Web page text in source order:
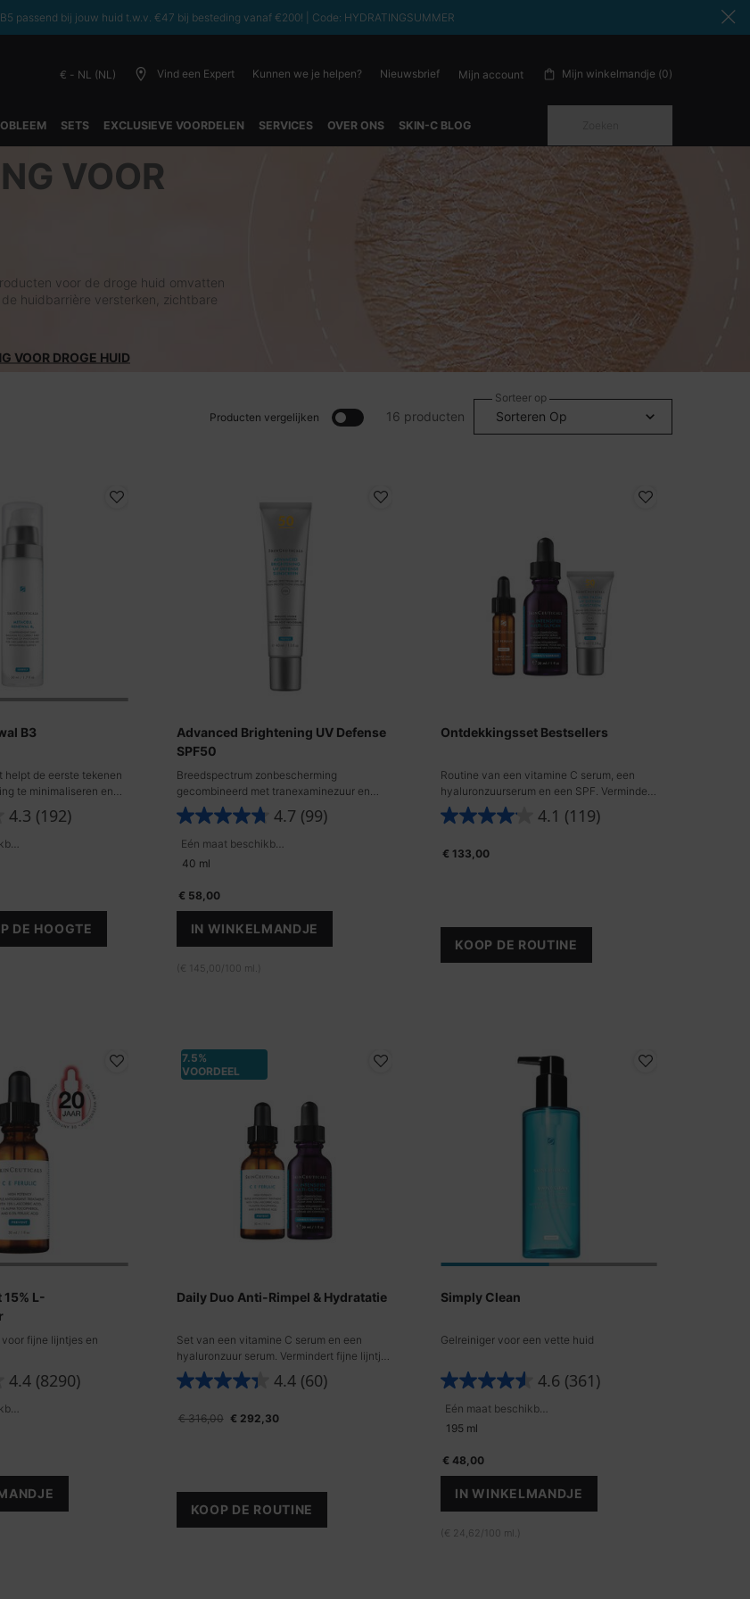
passend bij jouw huid t.w.v. €47 bij besteding vanaf €200! | Code: HYDRATINGSUMMER
€ - NL (NL) Vind een Expert Kunnen we je helpen? Nieuwsbrief Mijn account Mijn winkelmandje 0
0 product in winkelwagen
SETS EXCLUSIEVE VOORDELEN SERVICES OVER ONS SKIN-C BLOG
VOOR
voor de droge huid omvatten
huidbarrière versterken, zichtbare
VOOR DROGE HUID
Producten vergelijken 16 producten
Sorteer op
B3
helpt de eerste tekenen
te minimaliseren en
te hydrateren
4.3 (192)
Eén maat beschikbaar
DE HOOGTE
WHEN THE METACELL RENEWAL B3 IS AVAILABLE
Advanced Brightening UV Defense
SPF50
Breedspectrum zonbescherming
gecombineerd met tranexaminezuur en
niacinamide voor een heldere, gelijkmatige
teint.
4.7 (99)
Eén maat beschikbaar
40 ml
€ 58,00
IN WINKELMANDJE
ADVANCED BRIGHTENING UV DEFENSE SPF50
(€ 145,00/100 ml.)
Ontdekkingsset Bestsellers
Routine van een vitamine C serum, een
hyaluronzuurserum en een SPF. Vermindert
fijne lijntjes en beschermt de huid.
4.1 (119)
€ 133,00
KOOP DE ROUTINE
ONTDEKKINGSSET BESTSELLERS
15% L-
fijne lijntjes en
4.4 (8290)
Eén maat beschikbaar
E FERULIC MET 15% L-ASCORBINEZUUR
7.5%
VOORDEEL
Daily Duo Anti-Rimpel & Hydratatie
Set van een vitamine C serum en een
hyaluronzuur serum. Vermindert fijne lijntjes
en geeft volume aan de huid.
4.4 (60)
Oude prijs
€ 316,00 Nieuwe prijs
€ 292,30
KOOP DE ROUTINE
DAILY DUO ANTI-RIMPEL & HYDRATATIE
Simply Clean
Gelreiniger voor een vette huid
4.6 (361)
Eén maat beschikbaar
195 ml
€ 48,00
IN WINKELMANDJE
SIMPLY CLEAN
(€ 24,62/100 ml.)